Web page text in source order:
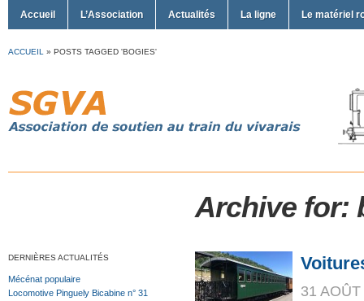
Accueil L’Association Actualités La ligne Le matériel
ACCUEIL » POSTS TAGGED 'BOGIES'
Archive for:
DERNIÈRES ACTUALITÉS
Mécénat populaire
Locomotive Pinguely Bicabine n° 31
31